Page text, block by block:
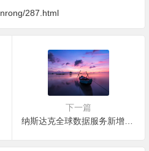
287.html
下一篇
纳斯达克全球数据服务新增XRP加密货币指数